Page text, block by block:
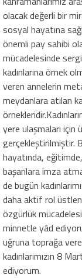
olacak değerli bir
sosyal hayatına
önemli pay sahibi
mücadelesinde
kadınlarına örnek
veren annelerin
meydanlara atılan
yere ulaşmaları için
gerçekleştirilmiştir.
hayatında,
başarılara imza
de bugün
daha aktif rol
özgürlük
minnetle yâd
uğruna toprağa
kadınlarımızın 8
ediyorum.